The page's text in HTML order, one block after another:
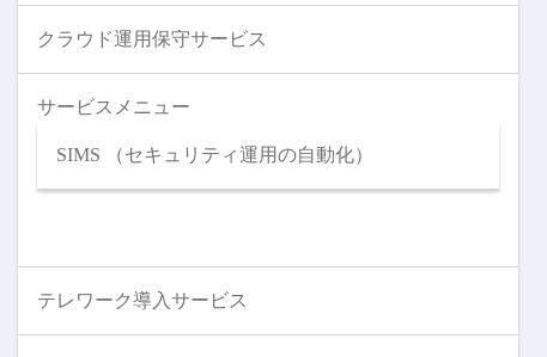
クラウド運用保守サービス
サービスメニュー
SIMS （セキュリティ運用の自動化）
テレワーク導入サービス